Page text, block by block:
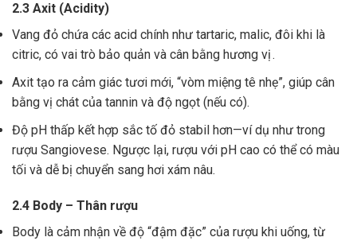
2.3 Axit (Acidity)
Vang đỏ chứa các acid chính như tartaric, malic, đôi khi là
citric, có vai trò bảo quản và cân bằng hương vị .
Axit tạo ra cảm giác tươi mới, “vòm miệng tê nhẹ”, giúp cân
bằng vị chát của tannin và độ ngọt (nếu có).
Độ pH thấp kết hợp sắc tố đỏ stabil hơn—ví dụ như trong
rượu Sangiovese. Ngược lại, rượu với pH cao có thể có màu
tối và dễ bị chuyển sang hơi xám nâu.
2.4 Body – Thân rượu
Body là cảm nhận về độ “đậm đặc” của rượu khi uống, từ